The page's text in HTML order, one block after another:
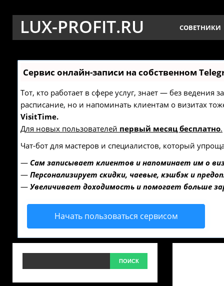
LUX-PROFIT.RU СОВЕТНИКИ
Сервис онлайн-записи на собственном
Тот, кто работает в сфере услуг, знает — без
расписание, но и напоминать клиентам о визитах
VisitTime.
Для новых пользователей первый месяц бесплатно.
Чат-бот для мастеров и специалистов, который
— Сам записывает клиентов и напоминает им о
— Персонализирует скидки, чаевые, кэшбэк и
— Увеличивает доходимость и помогает больше
Начать пользоваться сервисом